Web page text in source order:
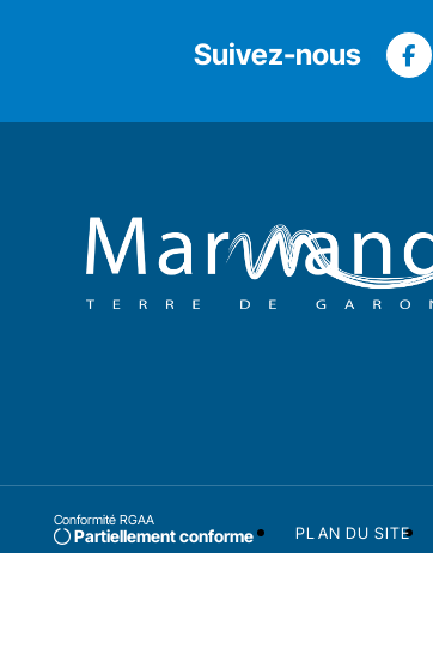
Suivez-nous
Conformité RGAA
Partiellement conforme PLAN DU SITE